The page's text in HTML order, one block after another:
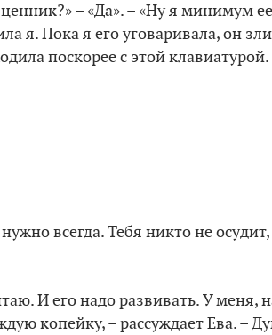
– «Да». – «Ну я минимум
я. Пока я его уговаривала, он
поскорее с этой клавиатурой.
всегда. Тебя никто не
И его надо развивать. У меня,
копейку, – рассуждает Ева. –